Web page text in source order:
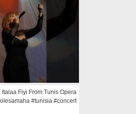
Fiyi From Tunis Opera
#tunisia #concert